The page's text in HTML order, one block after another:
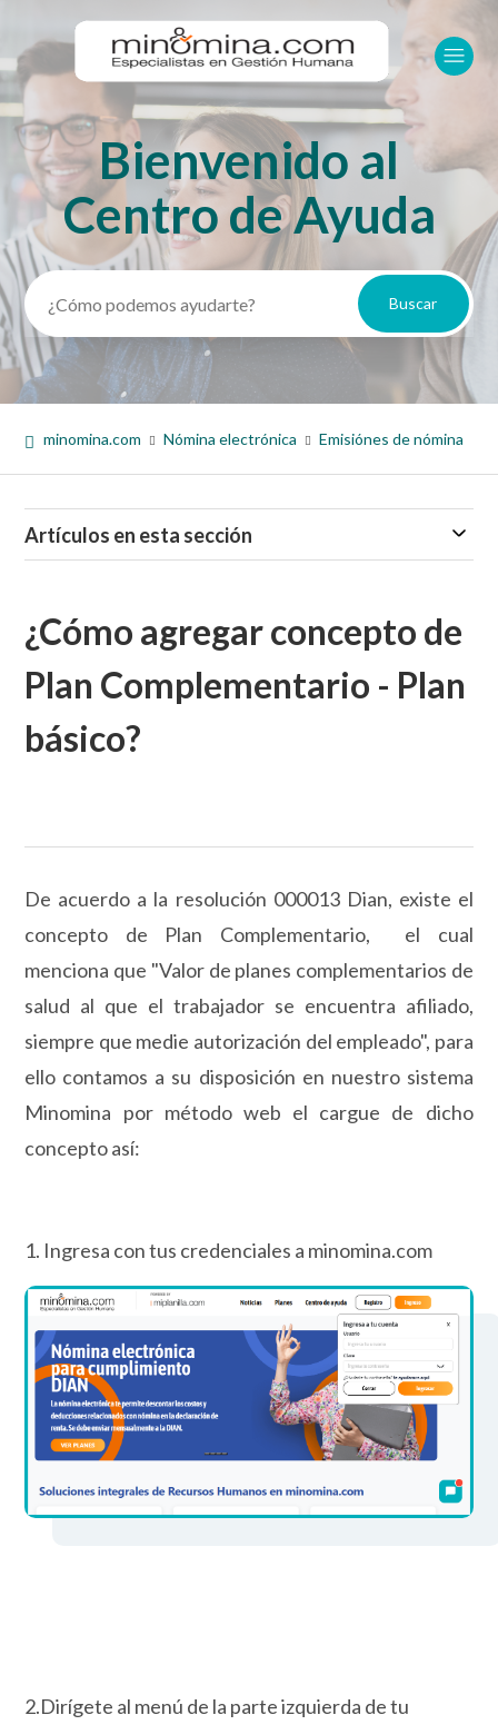
BúsquedaBienvenido al
Centro de Ayuda
minomina.com Nómina electrónica Emisiónes de nómina
Artículos en esta sección
¿Cómo agregar concepto de
Plan Complementario - Plan
básico?
De acuerdo a la resolución 000013 Dian, existe el
concepto de Plan Complementario, el cual
menciona que "Valor de planes complementarios de
salud al que el trabajador se encuentra afiliado,
siempre que medie autorización del empleado", para
ello contamos a su disposición en nuestro sistema
Minomina por método web el cargue de dicho
concepto así:
1. Ingresa con tus credenciales a minomina.com
2.Dirígete al menú de la parte izquierda de tu